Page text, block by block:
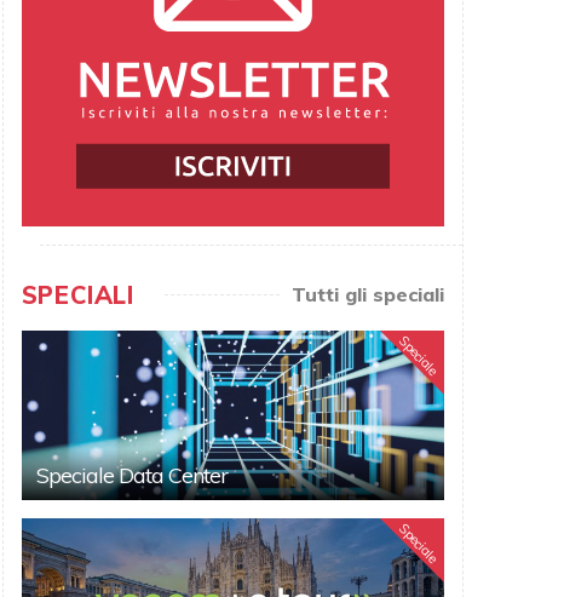
SPECIALI Tutti gli speciali
Speciale
Speciale Data Center
Speciale